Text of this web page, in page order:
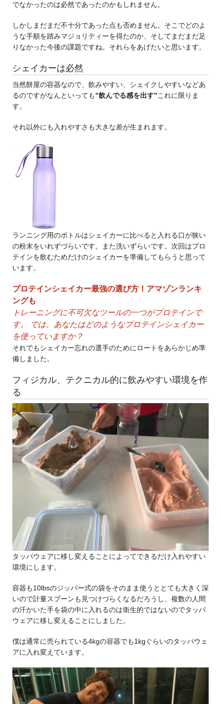
でなかったのは必然であったのかもしれません。
しかしまだまだ不十分であった点も否めません。そこでどのよ
うな手順を踏みマジョリティーを得たのか、そしてまだまだ足
りなかった今後の課題ですね。それらをあげたいと思います。
シェイカーは必然
当然餅屋の容器なので、飲みやすい、シェイクしやすいなどあ
るのですがなんといっても”飲んでる感を出す”これに限りま
す。
それ以外にも入れやすさも大きな差が生まれます。
ランニング用のボトルはシェイカーに比べると入れる口が狭い
の粉末をいれずづらいです。また洗いずらいです。次回はプロ
テインを飲むためだけのシェイカーを準備してもらうと思って
います。
プロテインシェイカー最強の選び方！アマゾンランキ
ングも
トレーニングに不可欠なツールの一つがプロテインで
す。 では、あなたはどのようなプロテインシェイカー
を使っていますか？
それでもシェイカー忘れの選手のためにロートをあらかじめ準
備しました。
フィジカル、テクニカル的に飲みやすい環境を作
る
タッパウェアに移し変えることによってできるだけ入れやすい
環境にします。
容器も10lbsのジッパー式の袋をそのまま使うととても大きく深
いので計量スプーンも見つけづらくなるだろうし、複数の人間
の汗かいた手を袋の中に入れるのは衛生的ではないのでタッパ
ウェアに移し変えることにしました。
僕は通常に売られている4kgの容器でも1kgぐらいのタッパウェ
アに入れ変えています。